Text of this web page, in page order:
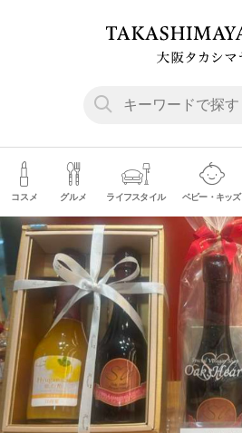
コスメ グルメ ライフスタイル ベビー・キッズ